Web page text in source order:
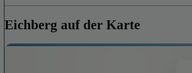
Eichberg auf der Karte